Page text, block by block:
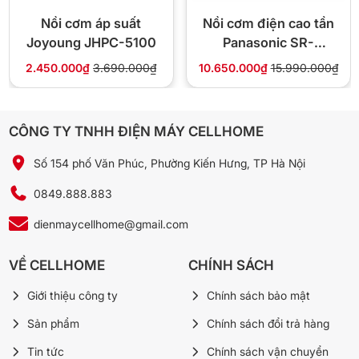
Công suất: 641W
Lòng nồi chống dính
Nắp inox, tay xách tiện lợi
Điều khiển: nút nhấn điện tử
Qua đây các bạn đã biết thông tin hữu ích về sản phẩm Nồi cơm
điện tử Tiger JAX-S10W – 1L. Sản phẩm được sản xuất bởi thương
hiệu hàng đầu Nhật Bản, có độ bền cao cùng nhiều tính năng hữu
ích. Người dùng đánh giá cao về sản phẩm nồi cơm điện Tiger,
mang đến trải nghiệm tuyệt vời.
Hình ảnh thực tế
Nồi cơm áp suất
Joyoung JHPC-5100
2.450.000₫ 3.690.000₫
Nồi cơm điện cao tần
Panasonic SR-
HB184KRA dung tích
10.650.000₫ 15.990.000₫
CÔNG TY TNHH ĐIỆN MÁY CELLHOME
Số 154 phố Văn Phúc, Phường Kiến Hưng, TP Hà Nội
0849.888.883
dienmaycellhome@gmail.com
VỀ CELLHOME
Giới thiệu công ty
Sản phẩm
Tin tức
CHÍNH SÁCH
Chính sách bảo mật
Chính sách đổi trả hàng
Chính sách vận chuyển